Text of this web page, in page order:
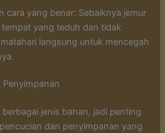
cara yang benar: Sebaiknya jemur
yang teduh dan tidak
langsung untuk mencegah
jenis bahan, jadi penting
dan penyimpanan yang